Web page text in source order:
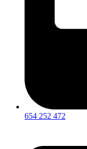
654 252 472